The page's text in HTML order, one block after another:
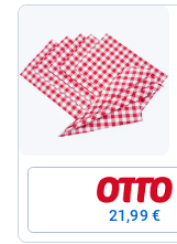
21,99 €